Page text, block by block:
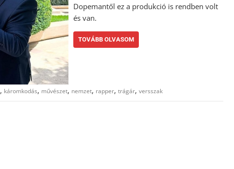
Dopemantől ez a produkció is rendben volt
és van.
TOVÁBB OLVASOM
, káromkodás, művészet, nemzet, rapper, trágár, versszak